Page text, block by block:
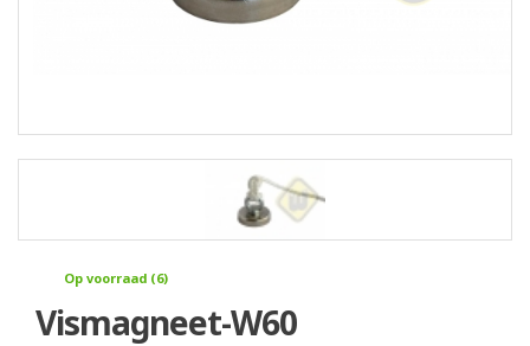
Op voorraad (6)
Vismagneet-W60